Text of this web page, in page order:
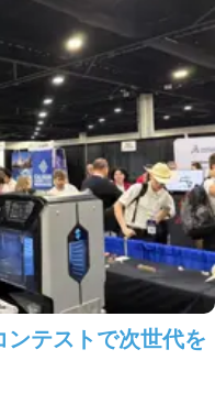
ンテストで次世代を